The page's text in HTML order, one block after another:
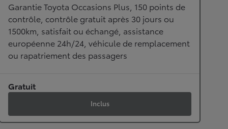
Garantie Toyota Occasions Plus, 150 points de
contrôle, contrôle gratuit après 30 jours ou
1500km, satisfait ou échangé, assistance
européenne 24h/24, véhicule de remplacement
ou rapatriement des passagers
Gratuit
Inclus